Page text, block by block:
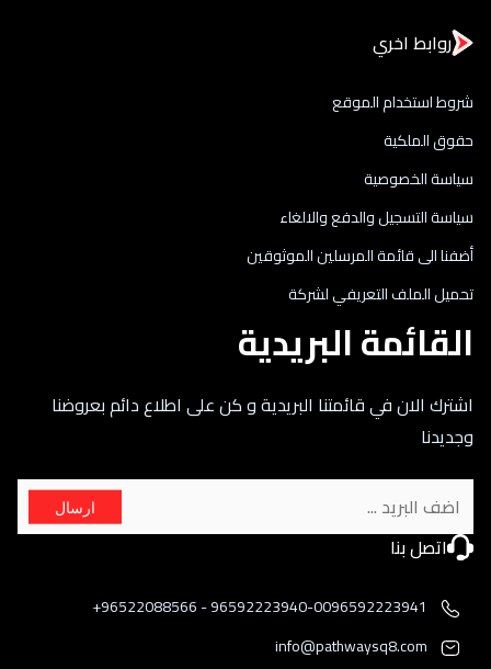
روابط اخري
شروط استخدام الموقع
حقوق الملكية
سياسة الخصوصية
سياسة التسجيل والدفع والالغاء
أضفنا الى قائمة المرسلين الموثوقين
تحميل الملف التعريفي لشركة
القائمة البريدية
اشترك الان في قائمتنا البريدية و كن على اطلاع دائم بعروضنا
وجديدنا
ارسال
اتصل بنا
96592223940-0096592223941 - 96522088566+
info@pathwaysq8.com